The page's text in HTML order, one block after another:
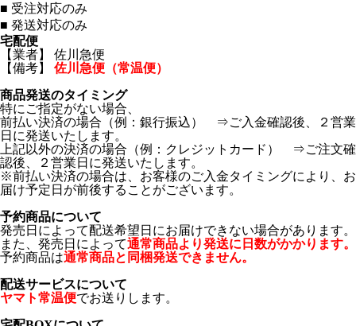
■ 受注対応のみ
■ 発送対応のみ
宅配便
【業者】 佐川急便
【備考】
佐川急便（常温便）
商品発送のタイミング
特にご指定がない場合、
前払い決済の場合（例：銀行振込） ⇒ご入金確認後、２営業
日に発送いたします。
上記以外の決済の場合（例：クレジットカード） ⇒ご注文確
認後、２営業日に発送いたします。
※前払い決済の場合は、お客様のご入金タイミングにより、お
届け予定日が前後することがございます。
予約商品について
発売日によって配送希望日にお届けできない場合があります。
また、発売日によって通常商品より発送に日数がかかります。
予約商品は通常商品と同梱発送できません。
配送サービスについて
ヤマト常温便でお送りします。